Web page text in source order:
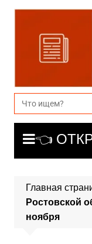
Перейти
содержимому
Search
for:
👈
Главная
Ростовской
ноября